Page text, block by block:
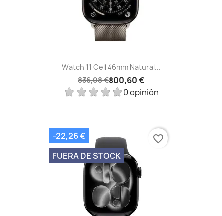
Watch 11 Cell 46mm Natural...
836,08 €800,60 €
0 opinión
-22,26 €
FUERA DE STOCK
favorite_border